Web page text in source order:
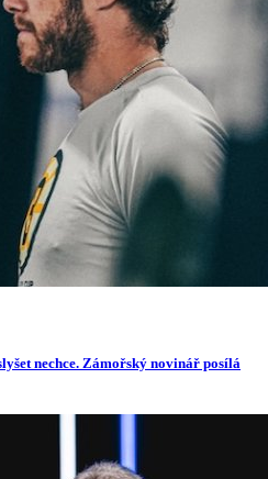
nechce. Zámořský novinář posílá